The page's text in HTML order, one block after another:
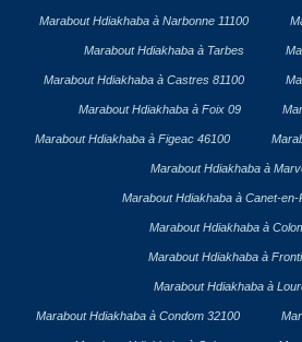
Marabout Hdiakhaba à Narbonne 11100
Marabout Hdiakhaba à Tarbes
Marabout Hdiakhaba à Castres 81100
Marabout Hdiakhaba à Foix 09
Marabout Hdiakhaba à Figeac 46100
Marabout Hdiakhaba à
Marabout Hdiakhaba à Canet-en-
Marabout Hdiakhaba à
Marabout Hdiakhaba à
Marabout Hdiakhaba à
Marabout Hdiakhaba à Condom 32100